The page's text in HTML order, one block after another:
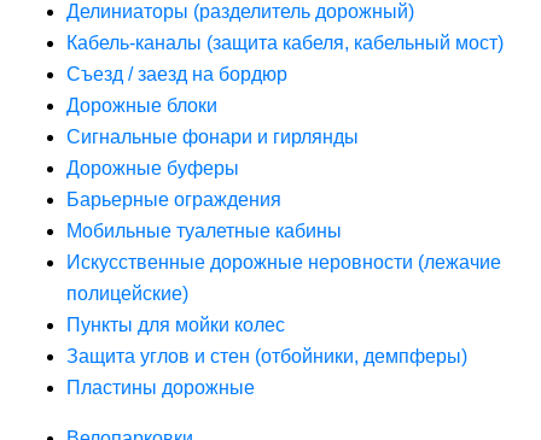
Делиниаторы (разделитель дорожный)
Кабель-каналы (защита кабеля, кабельный мост)
Съезд / заезд на бордюр
Дорожные блоки
Сигнальные фонари и гирлянды
Дорожные буферы
Барьерные ограждения
Мобильные туалетные кабины
Искусственные дорожные неровности (лежачие
полицейские)
Пункты для мойки колес
Защита углов и стен (отбойники, демпферы)
Пластины дорожные